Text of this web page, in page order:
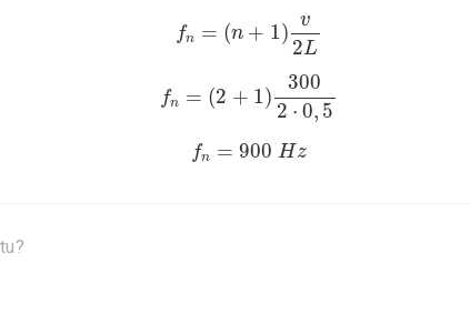
fn = (n + 1)
v
2L
L
fn = (2 + 1)
300
2 ⋅ 0, 5
2⋅0,5
fn = 900 Hz
f 900 Hz